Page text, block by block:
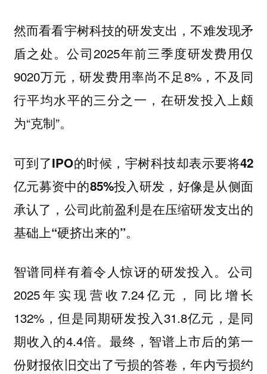
然而看看宇树科技的研发支出，不难发现矛
盾之处。公司2025年前三季度研发费用仅
9020万元，研发费用率尚不足8%，不及同
行平均水平的三分之一，在研发投入上颇
为“克制”。
可到了IPO的时候，宇树科技却表示要将42
亿元募资中的85%投入研发，好像是从侧面
承认了，公司此前盈利是在压缩研发支出的
基础上“硬挤出来的”。
智谱同样有着令人惊讶的研发投入。公司
2025年实现营收7.24亿元，同比增长
132%，但是同期研发投入31.8亿元，是同
期收入的4.4倍。最终，智谱上市后的第一
份财报依旧交出了亏损的答卷，年内亏损约